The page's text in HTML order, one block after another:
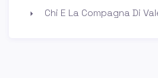
Chi E La Compagna Di